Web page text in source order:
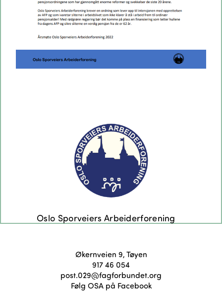
Økernveien 9, Tøyen
917 46 054
post.029@fagforbundet.org
Følg OSA på Facebook